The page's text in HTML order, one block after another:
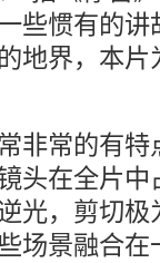
些惯有的
地界，本
非常的有
头在全片
光，剪切
场景融合